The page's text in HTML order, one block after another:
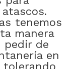
tenemos
manera
pedir de
en
tolerando